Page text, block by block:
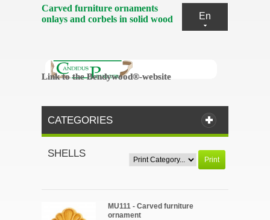
En
Carved furniture ornaments
onlays and corbels in solid wood
Link to the Bendywood®-website
Link to the Bendywood®-website
CATEGORIES
Print
SHELLS
MU111 - Carved furniture
ornament